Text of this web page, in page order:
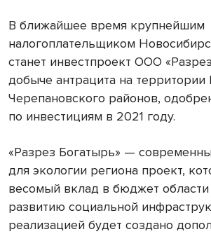
В ближайшее время крупнейшим
налогоплательщиком
станет инвестпроект ООО
добыче антрацита на территории
Черепановского районов,
по инвестициям в 2021 году.
«Разрез Богатырь» —
для экологии региона проект,
весомый вклад в бюджет
развитию социальной
реализацией будет создано